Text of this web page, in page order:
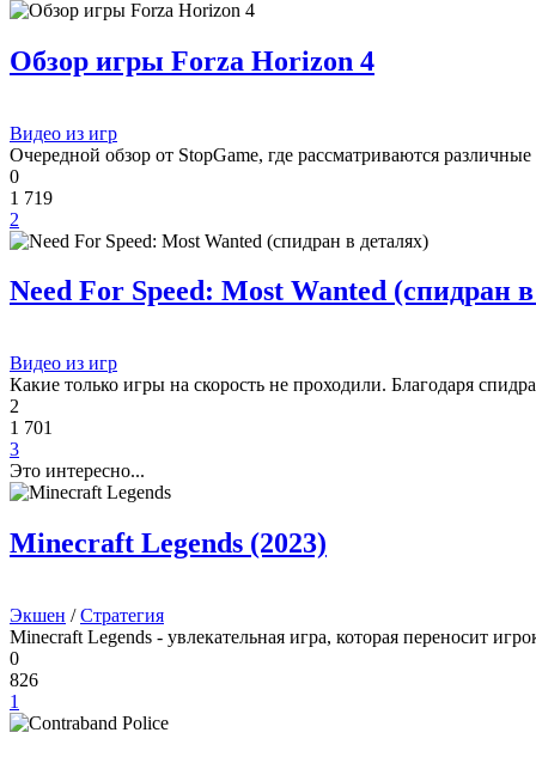
Обзор игры Forza Horizon 4
Видео из игр
Очередной обзор от StopGame, где рассматриваются
0
1 719
2
Need For Speed: Most Wanted (спидран
Видео из игр
Какие только игры на скорость не проходили. Благодаря
2
1 701
3
Это интересно...
Minecraft Legends (2023)
Экшен /Стратегия
Minecraft Legends - увлекательная игра, которая переносит
0
826
1